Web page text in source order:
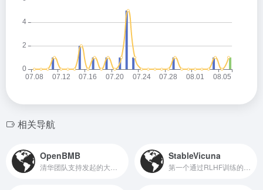
相关导航
OpenBMB StableVicuna